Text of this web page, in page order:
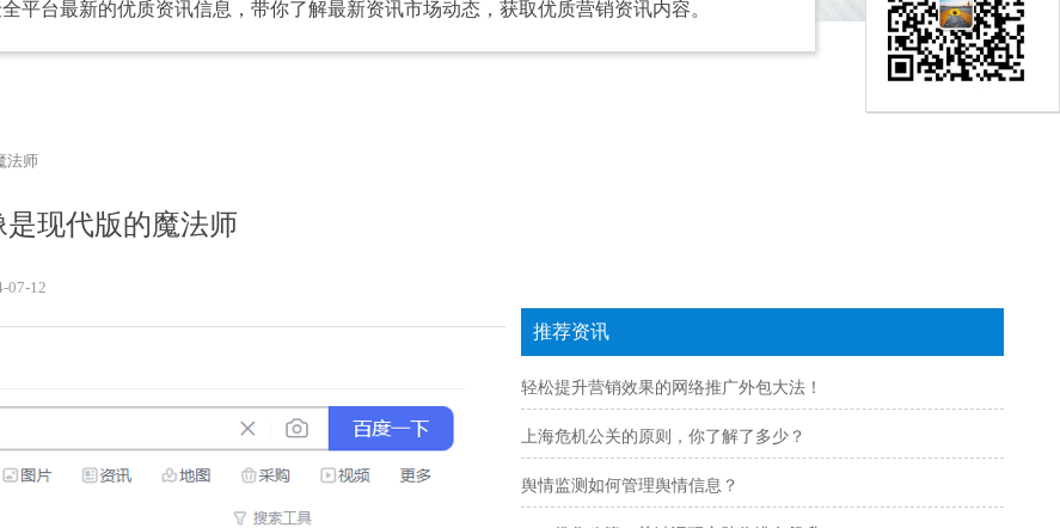
平台最新的优质资讯信息，带你了解最新资讯市场动态，获取优质营销资讯内容。
法师
现代版的魔法师
07-12
推荐资讯
轻松提升营销效果的网络推广外包大法！
上海危机公关的原则，你了解了多少？
舆情监测如何管理舆情信息？